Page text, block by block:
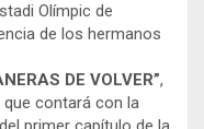
Olímpic de
de los hermanos
DE VOLVER”,
que contará con la